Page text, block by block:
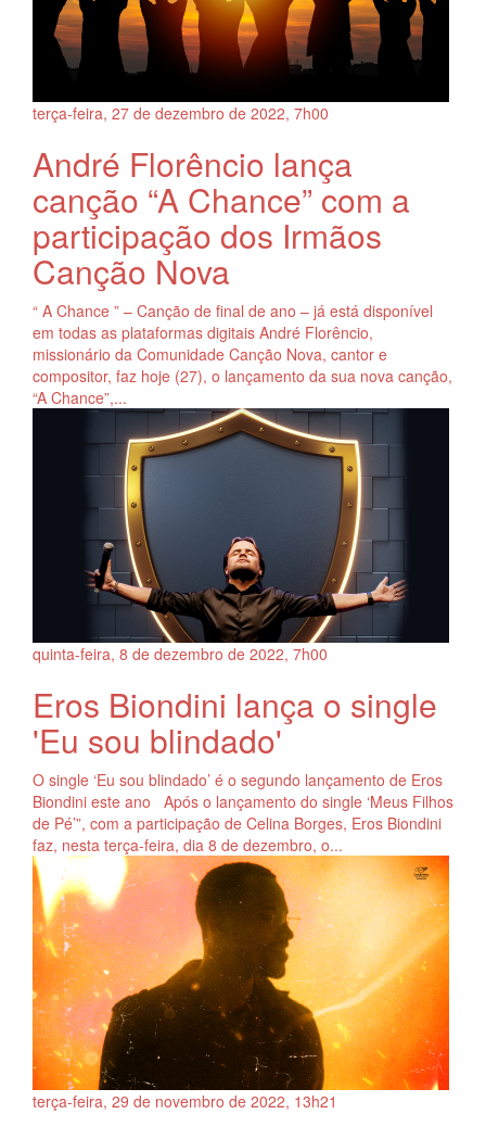
terça-feira, 27 de dezembro de 2022, 7h00
André Florêncio lança
canção “A Chance” com a
participação dos Irmãos
Canção Nova
“ A Chance ” – Canção de final de ano – já está disponível
em todas as plataformas digitais André Florêncio,
missionário da Comunidade Canção Nova, cantor e
compositor, faz hoje (27), o lançamento da sua nova canção,
“A Chance”,...
quinta-feira, 8 de dezembro de 2022, 7h00
Eros Biondini lança o single
'Eu sou blindado'
O single ‘Eu sou blindado’ é o segundo lançamento de Eros
Biondini este ano Após o lançamento do single ‘Meus Filhos
de Pé’”, com a participação de Celina Borges, Eros Biondini
faz, nesta terça-feira, dia 8 de dezembro, o...
terça-feira, 29 de novembro de 2022, 13h21